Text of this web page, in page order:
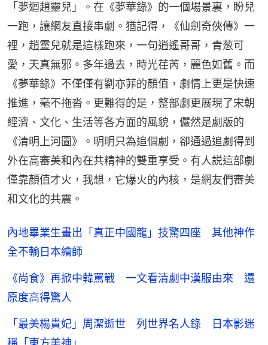
「夢迴趙靈兒」。在《夢華錄》的一個場景裏，盼兒
一跑，讓網友直接串劇。猶記得，《仙劍奇俠傳》一
裡，趙靈兒就是這樣跑來，一句逍遙哥哥，青葱可
愛，天真無邪。多年過去，時光荏芮，麗色如舊。而
《夢華錄》不僅僅有劉亦菲的顏值，劇情上更是快速
推進，毫不拖沓。更難得的是，整部劇更展現了宋朝
經濟、文化、生活等各方面的風貌，儼然是劇版的
《清明上河圖》。明明只為追個劇，卻通過追劇得到
外在高審美和內在共精神的雙重享受。有人説這部劇
僅靠顏值才火，我想，它爆火的內核，是網友們審美
和文化的共震。
內地畢業生畫出「真正中國龍」技驚四座 其他神作
全不輸日本繪師
《尚食》再掀中韓罵戰 一文看清劇中漢服由來 還
原度高得驚人
「最美楊貴妃」周潔逝世 列世界名人錄 日本影迷